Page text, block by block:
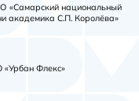
«Самарский национальный
академика С.П. Королёва»
«Урбан Флекс»